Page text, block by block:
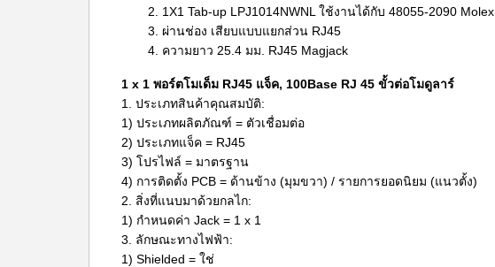
1X1 Tab-up LPJ1014NWNL ใช้งานได้กับ 48055-2090 Molex
ผ่านช่อง เสียบแบบแยกส่วน RJ45
ความยาว 25.4 มม. RJ45 Magjack
1 x 1 พอร์ตโมเด็ม RJ45 แจ็ค, 100Base RJ 45 ขั้วต่อโมดูลาร์
1. ประเภทสินค้าคุณสมบัติ:
1) ประเภทผลิตภัณฑ์ = ตัวเชื่อมต่อ
2) ประเภทแจ็ค = RJ45
3) โปรไฟล์ = มาตรฐาน
4) การติดตั้ง PCB = ด้านข้าง (มุมขวา) / รายการยอดนิยม (แนวตั้ง)
2. สิ่งที่แนบมาด้วยกลไก:
1) กำหนดค่า Jack = 1 x 1
3. ลักษณะทางไฟฟ้า:
1) Shielded = ใช่